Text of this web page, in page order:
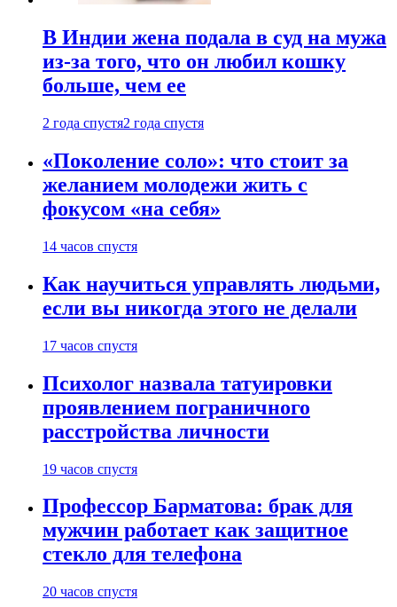
В Индии жена подала в суд на мужа
из-за того, что он любил кошку
больше, чем ее
2 года спустя2 года спустя
«Поколение соло»: что стоит за
желанием молодежи жить с
фокусом «на себя»
14 часов спустя
Как научиться управлять людьми,
если вы никогда этого не делали
17 часов спустя
Психолог назвала татуировки
проявлением пограничного
расстройства личности
19 часов спустя
Профессор Барматова: брак для
мужчин работает как защитное
стекло для телефона
20 часов спустя